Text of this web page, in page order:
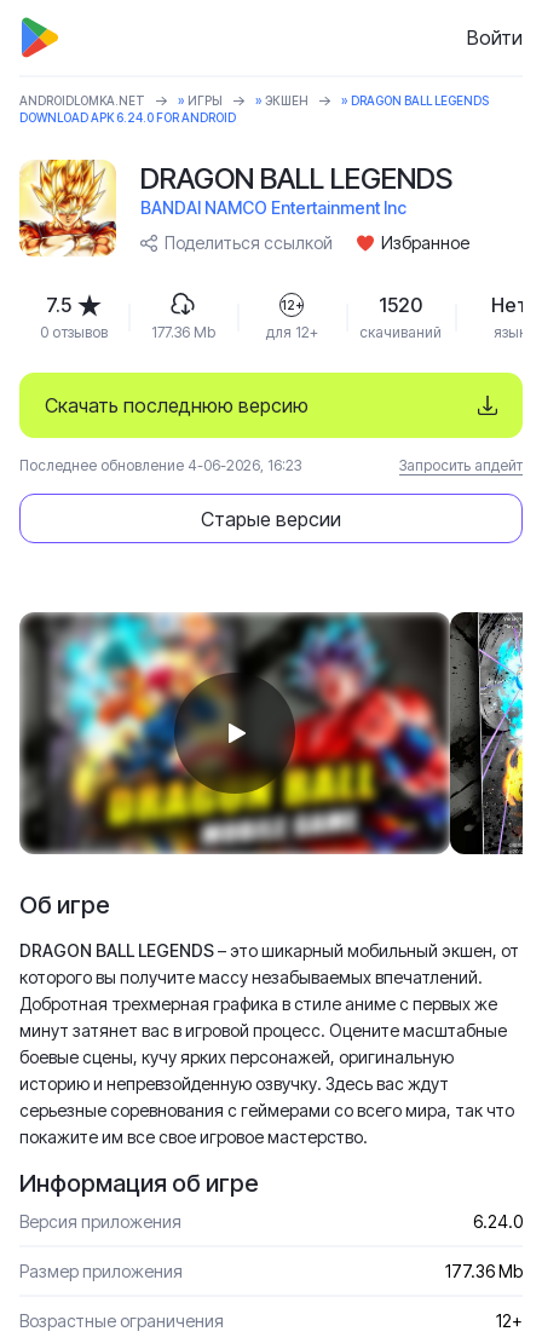
Войти
ANDROIDLOMKA.NET » ИГРЫ » ЭКШЕН
» DRAGON BALL LEGENDS
DOWNLOAD APK 6.24.0 FOR ANDROID
DRAGON BALL LEGENDS
BANDAI NAMCO Entertainment Inc
Поделиться ссылкой
Избранное
Скачать последнюю версию
Старые версии
Последнее обновление 4-06-2026, 16:23 Запросить апдейт
7.5
0 отзывов 177.36 Mb
12+
для 12+
1520
скачиваний
Нет
язык
Об игре
DRAGON BALL LEGENDS– это шикарный мобильный экшен, от
которого вы получите массу незабываемых впечатлений.
Добротная трехмерная графика в стиле аниме с первых же
минут затянет вас в игровой процесс. Оцените масштабные
боевые сцены, кучу ярких персонажей, оригинальную
историю и непревзойденную озвучку. Здесь вас ждут
серьезные соревнования с геймерами со всего мира, так что
покажите им все свое игровое мастерство.
Информация об игре
Версия приложения 6.24.0
Размер приложения 177.36 Mb
Возрастные ограничения 12+